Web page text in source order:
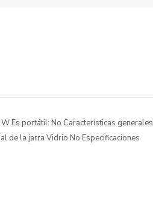
Es portátil: No Características generales
de la jarra Vidrio No Especificaciones